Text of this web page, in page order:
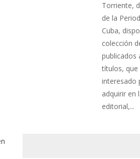
Torriente,
de la
Cuba,
colección
publicados
títulos, que
interesado
adquirir en
editorial,...